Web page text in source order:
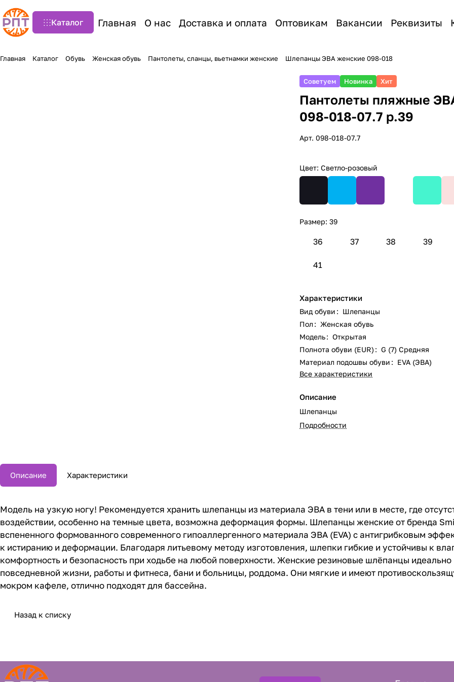
Каталог Главная О нас Доставка и оплата Оптовикам Вакансии Реквизиты
Главная Каталог Обувь Женская обувь Пантолеты, сланцы, вьетнамки женские Шлепанцы ЭВА женские 098-018
Советуем Новинка Хит
Пантолеты пляжные
098-018-07.7 р.39
Арт.098-018-07.7
Цвет:Светло-розовый
Размер:39
36 37 38 39
41
Характеристики
Вид обуви : Шлепанцы
Пол : Женская обувь
Модель: Открытая
Полнота обуви (EUR) : G (7) Средняя
Материал подошвы обуви : EVA (ЭВА)
Все характеристики
Описание
Шлепанцы
Подробности
Описание Характеристики
Модель на узкую ногу! Рекомендуется хранить шлепанцы из материала ЭВА в тени или в месте, где
воздействии, особенно на темные цвета, возможна деформация формы. Шлепанцы женские от бренда
вспененного формованного современного гипоаллергенного материала ЭВА (EVA) с антигрибковым
к истиранию и деформации. Благодаря литьевому методу изготовления, шлепки гибкие и устойчивы к
комфортность и безопасность при ходьбе на любой поверхности. Женские резиновые шлёпанцы
повседневной жизни, работы и фитнеса, бани и больницы, роддома. Они мягкие и имеют
мокром кафеле, отлично подходят для бассейна.
Назад к списку